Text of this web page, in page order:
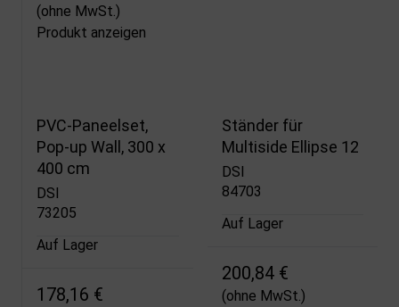
(ohne MwSt.)
Produkt anzeigen
PVC-Paneelset,
Pop-up Wall, 300 x
400 cm
DSI
73205
Auf Lager
178,16 €
Ständer für
Multiside Ellipse 12
DSI
84703
Auf Lager
200,84 €
(ohne MwSt.)